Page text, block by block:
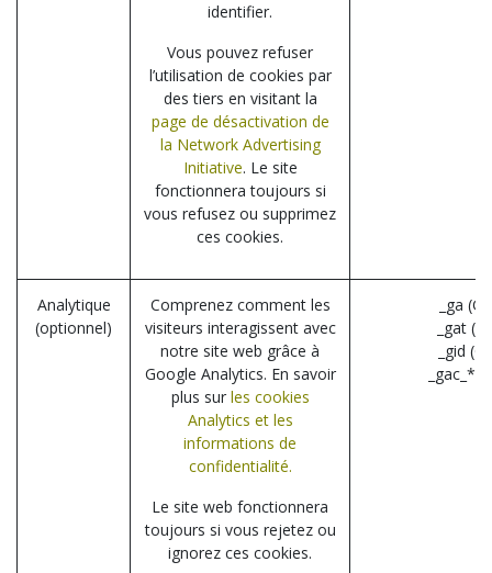
identifier.
Vous pouvez refuser
l’utilisation de cookies par
des tiers en visitant la
page de désactivation de
la Network Advertising
Initiative. Le site
fonctionnera toujours si
vous refusez ou supprimez
ces cookies.
Analytique
(optionnel)
Comprenez comment les
visiteurs interagissent avec
notre site web grâce à
Google Analytics. En savoir
plus sur les cookies
Analytics et les
informations de
confidentialité.
Le site web fonctionnera
toujours si vous rejetez ou
ignorez ces cookies.
_ga
_gat
_gid
_gac_*